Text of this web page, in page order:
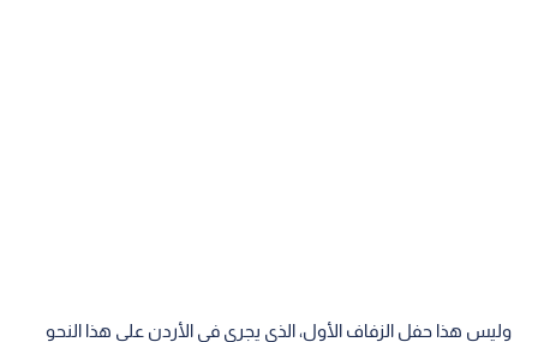
وليس هذا حفل الزفاف الأول، الذي يجري في الأردن على هذا النحو